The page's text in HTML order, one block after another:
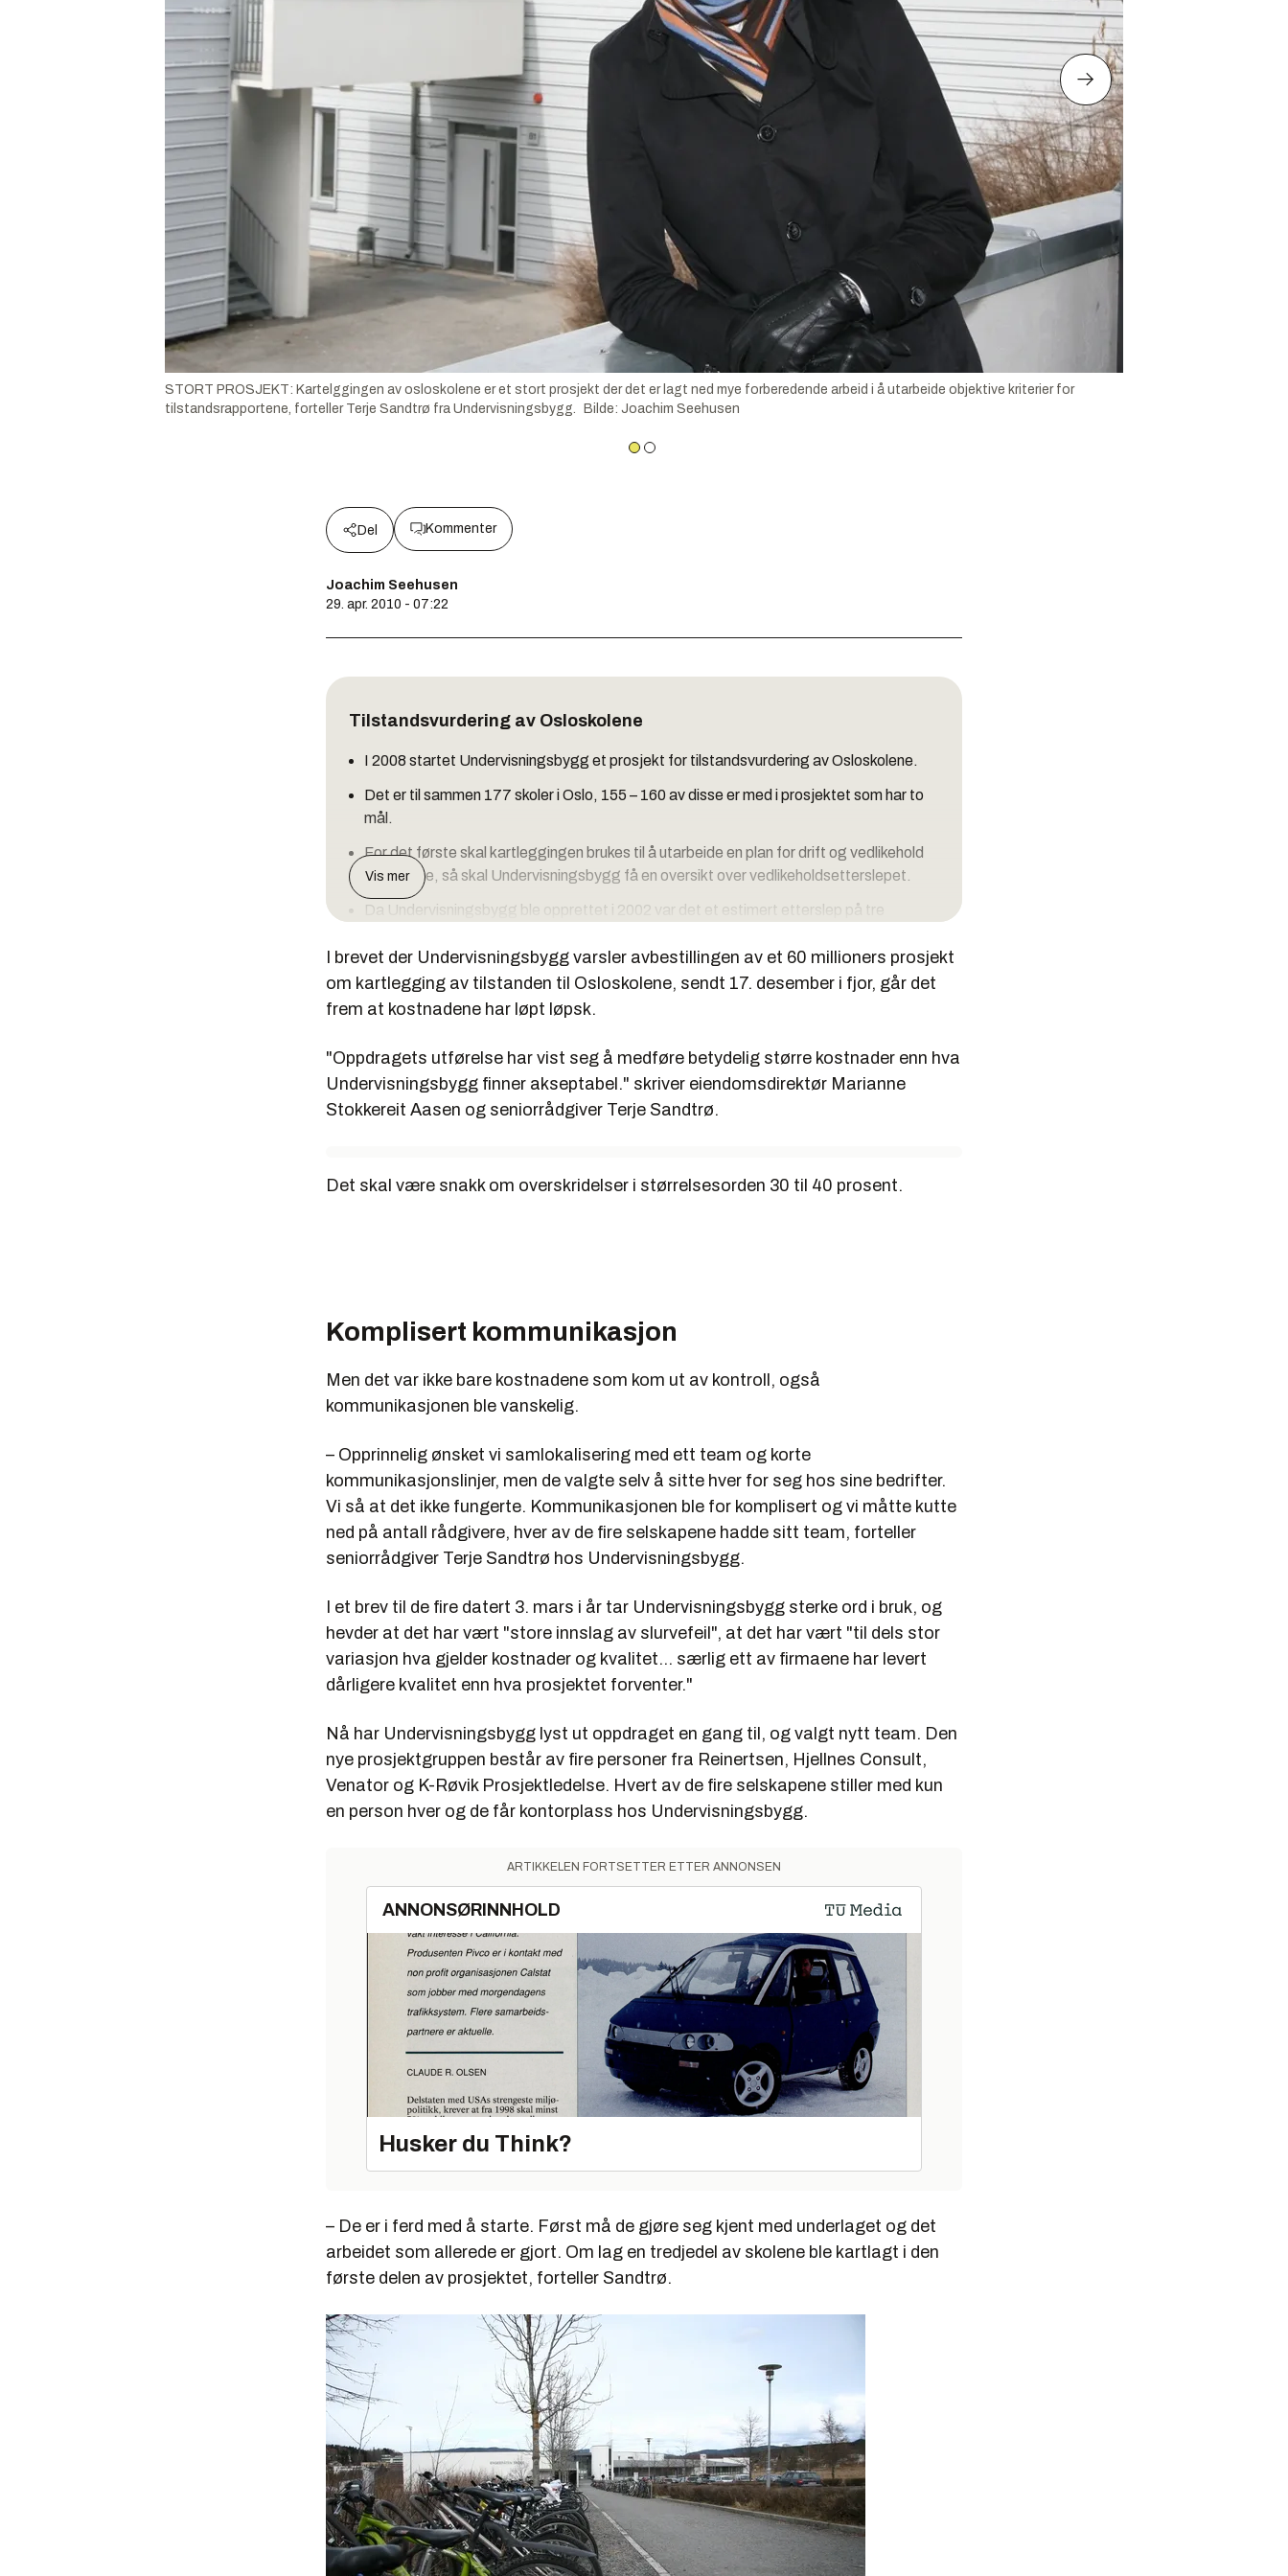
STORT PROSJEKT: Kartelggingen av osloskolene er et stort prosjekt der det er lagt ned mye forberedende arbeid i å utarbeide objektive kriterier for
tilstandsrapportene, forteller Terje Sandtrø fra Undervisningsbygg.
Bilde: Joachim Seehusen
Del Kommenter
Joachim Seehusen
29. apr. 2010 - 07:22
Tilstandsvurdering av Osloskolene
I 2008 startet Undervisningsbygg et prosjekt for tilstandsvurdering av Osloskolene.
Det er til sammen 177 skoler i Oslo, 155 – 160 av disse er med i prosjektet som har to
mål.
For det første skal kartleggingen brukes til å utarbeide en plan for drift og vedlikehold
av skolene, så skal Undervisningsbygg få en oversikt over vedlikeholdsetterslepet.
Da Undervisningsbygg ble opprettet i 2002 var det et estimert etterslep på tre
men vil ha det dokumentert.
I forkant av prosjektet er det utarbeidet metoder og kriterier for å få mer obljektive
vurderinger av byggenes tilstand.
Etter en anbudsrunde på Doffin ble kontrakten tildelt A.L. Høyer, Norconsult, Rambøll
og Sweco.
Vis mer
I brevet der Undervisningsbygg varsler avbestillingen av et 60 millioners prosjekt
om kartlegging av tilstanden til Osloskolene, sendt 17. desember i fjor, går det
frem at kostnadene har løpt løpsk.
"Oppdragets utførelse har vist seg å medføre betydelig større kostnader enn hva
Undervisningsbygg finner akseptabel." skriver eiendomsdirektør Marianne
Stokkereit Aasen og seniorrådgiver Terje Sandtrø.
Det skal være snakk om overskridelser i størrelsesorden 30 til 40 prosent.
Komplisert kommunikasjon
Men det var ikke bare kostnadene som kom ut av kontroll, også
kommunikasjonen ble vanskelig.
– Opprinnelig ønsket vi samlokalisering med ett team og korte
kommunikasjonslinjer, men de valgte selv å sitte hver for seg hos sine bedrifter.
Vi så at det ikke fungerte. Kommunikasjonen ble for komplisert og vi måtte kutte
ned på antall rådgivere, hver av de fire selskapene hadde sitt team, forteller
seniorrådgiver Terje Sandtrø hos Undervisningsbygg.
I et brev til de fire datert 3. mars i år tar Undervisningsbygg sterke ord i bruk, og
hevder at det har vært "store innslag av slurvefeil", at det har vært "til dels stor
variasjon hva gjelder kostnader og kvalitet... særlig ett av firmaene har levert
dårligere kvalitet enn hva prosjektet forventer."
Nå har Undervisningsbygg lyst ut oppdraget en gang til, og valgt nytt team. Den
nye prosjektgruppen består av fire personer fra Reinertsen, Hjellnes Consult,
Venator og K-Røvik Prosjektledelse. Hvert av de fire selskapene stiller med kun
en person hver og de får kontorplass hos Undervisningsbygg.
ARTIKKELEN FORTSETTER ETTER ANNONSEN
ANNONSØRINNHOLD
Husker du Think?
– De er i ferd med å starte. Først må de gjøre seg kjent med underlaget og det
arbeidet som allerede er gjort. Om lag en tredjedel av skolene ble kartlagt i den
første delen av prosjektet, forteller Sandtrø.